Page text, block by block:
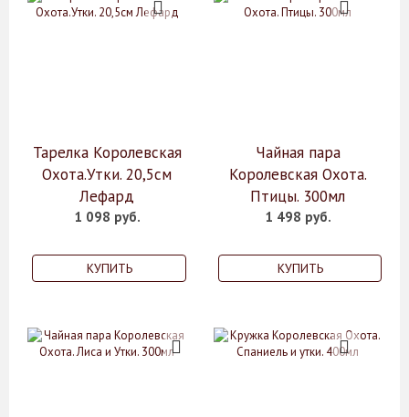
Тарелка Королевская
Охота.Утки. 20,5см
Лефард
1 098 руб.
КУПИТЬ
Чайная пара
Королевская Охота.
Птицы. 300мл
1 498 руб.
КУПИТЬ